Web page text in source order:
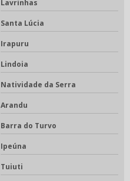
Lavrinhas
Santa Lúcia
Irapuru
Lindoia
Natividade da Serra
Arandu
Barra do Turvo
Ipeúna
Tuiuti